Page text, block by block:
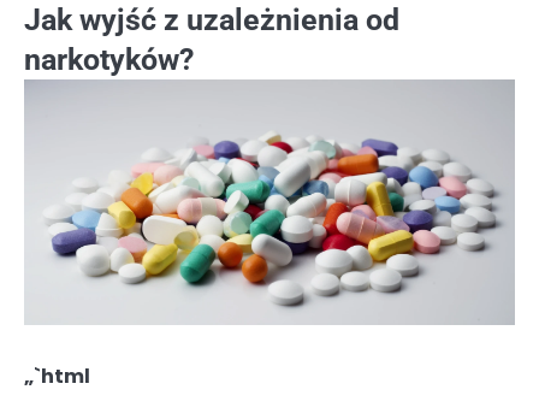
Jak wyjść z uzależnienia od
narkotyków?
„`html